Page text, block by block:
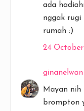
ada
nggak rugi
rumah :)
24
ginanelwan
Mayan nih
brompton